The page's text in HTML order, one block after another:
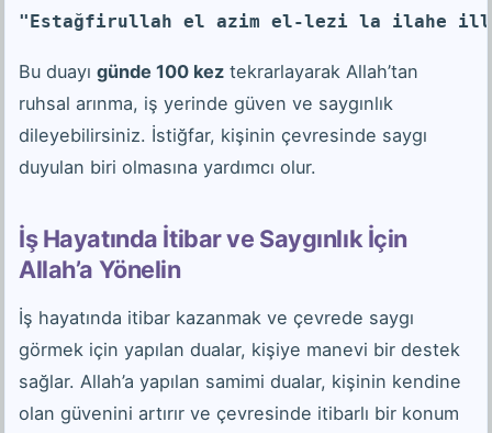
"Estağfirullah el azim el-lezi la ilahe illa
Bu duayı günde 100 kez tekrarlayarak Allah’tan
ruhsal arınma, iş yerinde güven ve saygınlık
dileyebilirsiniz. İstiğfar, kişinin çevresinde saygı
duyulan biri olmasına yardımcı olur.
İş Hayatında İtibar ve Saygınlık İçin
Allah’a Yönelin
İş hayatında itibar kazanmak ve çevrede saygı
görmek için yapılan dualar, kişiye manevi bir destek
sağlar. Allah’a yapılan samimi dualar, kişinin kendine
olan güvenini artırır ve çevresinde itibarlı bir konum